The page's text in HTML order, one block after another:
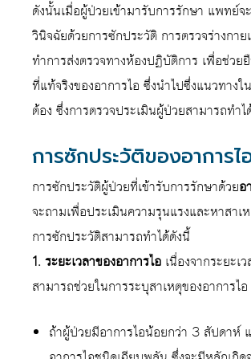
ดังนั้นเมื่อผู้ป่วยเข้ามารับการรักษา แพทย์จ
วินิจฉัยด้วยการซักประวัติ การตรวจร่างกา
ทำการส่งตรวจทางห้องปฏิบัติการ เพื่อช่วย
ที่แท้จริงของอาการไอ ซึ่งนำไปซึ่งแนวทาง
ต้อง ซึ่งการตรวจประเมินผู้ป่วยสามารถทำไ
การซักประวัติของอาการไ
การซักประวัติผู้ป่วยที่เข้ารับการรักษาด้วยอ
จะถามเพื่อประเมินความรุนแรงและหาสาเ
การซักประวัติสามารถทำได้ดังนี้
1. ระยะเวลาของอาการไอ เนื่องจากระยะเ
สามารถช่วยในการระบุสาเหตุของอาการไ
ถ้าผู้ป่วยมีอาการไอน้อยกว่า 3 สัปดาห์